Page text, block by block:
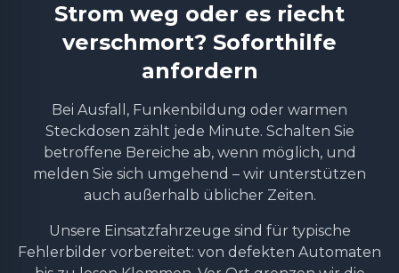
Strom weg oder es riecht
verschmort? Soforthilfe
anfordern
Bei Ausfall, Funkenbildung oder warmen
Steckdosen zählt jede Minute. Schalten Sie
betroffene Bereiche ab, wenn möglich, und
melden Sie sich umgehend – wir unterstützen
auch außerhalb üblicher Zeiten.
Unsere Einsatzfahrzeuge sind für typische
Fehlerbilder vorbereitet: von defekten Automaten